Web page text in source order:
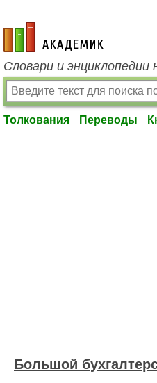
academic.ru
Словари и энциклопедии
Толкования Переводы
Большой